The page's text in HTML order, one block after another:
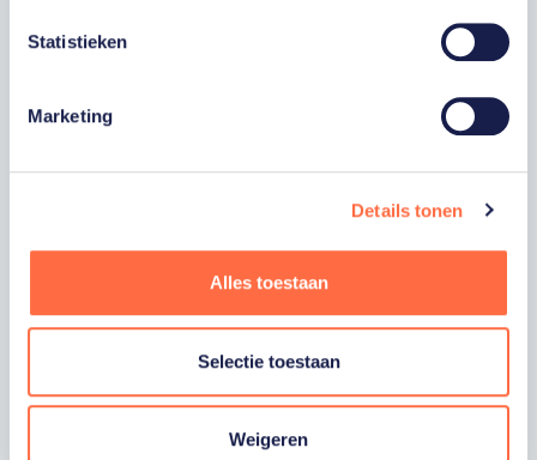
Statistieken
Marketing
Details tonen
Alles toestaan
Selectie toestaan
Weigeren
hoogte zijn van onze sporters, toernooien,
hieronder je gegevens in om je in te schrijven